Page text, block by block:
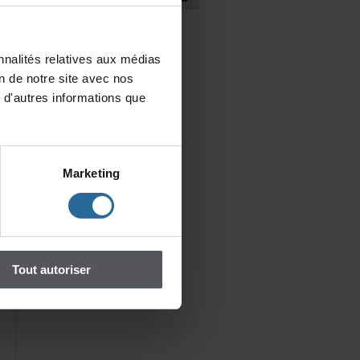
Marketing
Toutautoriser